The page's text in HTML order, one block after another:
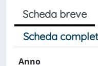
Scheda breve
Scheda
Anno